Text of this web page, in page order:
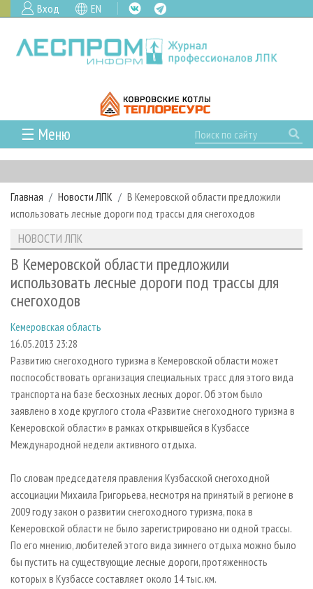
Вход EN
☰ Меню
ГЛАВНАЯ
РУБРИКИ И ТЕМЫ
РУБРИКИ ЖУРНАЛА
ЛЕСОЗАГОТОВКА
ЛЕСОПИЛЕНИЕ
ДЕРЕВООБРАБОТКА
СУШКА ДРЕВЕСИНЫ
ПРОИЗВОДСТВО ДРЕВЕСНЫХ ПЛИТ
ДЕРЕВЯННОЕ ДОМОСТРОЕНИЕ
ПРОИЗВОДСТВО МЕБЕЛИ
БИОЭНЕРГЕТИКА
ЦБП
НОВОСТИ
НОВОСТИ ЛПК
НОВОСТИ ЖУРНАЛА
НОВОСТИ КОМПАНИЙ
ПРОЕКТЫ ЛПИ
АНАЛИТИКА
ПРЕДПРИЯТИЯ ЛПК
ЛЕСНЫЕ РЕГИОНЫ РОССИИ
ПЕРСОНЫ
МОБИЛЬНЫЕ ВЫСТАВКИ
ОФИЦИАЛЬНЫЕ ДЕЛЕГАЦИИ
ПРИОРИТЕТНЫЕ ИНВЕСТПРОЕКТЫ
RUSSIAN FORESTRY REVIEW
ГАЗЕТА ЛЕСПРОМФОРУМ
АРХИВ
АРХИВ ЖУРНАЛОВ
СТАТЬИ
О ЖУРНАЛЕ
ПОДПИСКА
КОНТАКТЫ
РЕКЛАМОДАТЕЛЯМ
РЕКЛАМА
РЕКЛАМА НА САЙТЕ
Главная Новости ЛПК
В Кемеровской области предложили
использовать лесные дороги под трассы для снегоходов
НОВОСТИ ЛПК
В Кемеровской области предложили
использовать лесные дороги под трассы для
снегоходов
Кемеровская область
16.05.2013 23:28
Развитию снегоходного туризма в Кемеровской области может
поспособствовать организация специальных трасс для этого вида
транспорта на базе бесхозных лесных дорог. Об этом было
заявлено в ходе круглого стола «Развитие снегоходного туризма в
Кемеровской области» в рамках открывшейся в Кузбассе
Международной недели активного отдыха.
По словам председателя правления Кузбасской снегоходной
ассоциации Михаила Григорьева, несмотря на принятый в регионе в
2009 году закон о развитии снегоходного туризма, пока в
Кемеровской области не было зарегистрировано ни одной трассы.
По его мнению, любителей этого вида зимнего отдыха можно было
бы пустить на существующие лесные дороги, протяженность
которых в Кузбассе составляет около 14 тыс. км.